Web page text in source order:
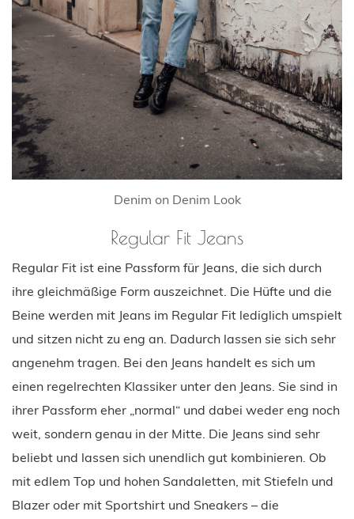
Denim on Denim Look
Regular Fit Jeans
Regular Fit ist eine Passform für Jeans, die sich durch
ihre gleichmäßige Form auszeichnet. Die Hüfte und die
Beine werden mit Jeans im Regular Fit lediglich umspielt
und sitzen nicht zu eng an. Dadurch lassen sie sich sehr
angenehm tragen. Bei den Jeans handelt es sich um
einen regelrechten Klassiker unter den Jeans. Sie sind in
ihrer Passform eher „normal“ und dabei weder eng noch
weit, sondern genau in der Mitte. Die Jeans sind sehr
beliebt und lassen sich unendlich gut kombinieren. Ob
mit edlem Top und hohen Sandaletten, mit Stiefeln und
Blazer oder mit Sportshirt und Sneakers – die